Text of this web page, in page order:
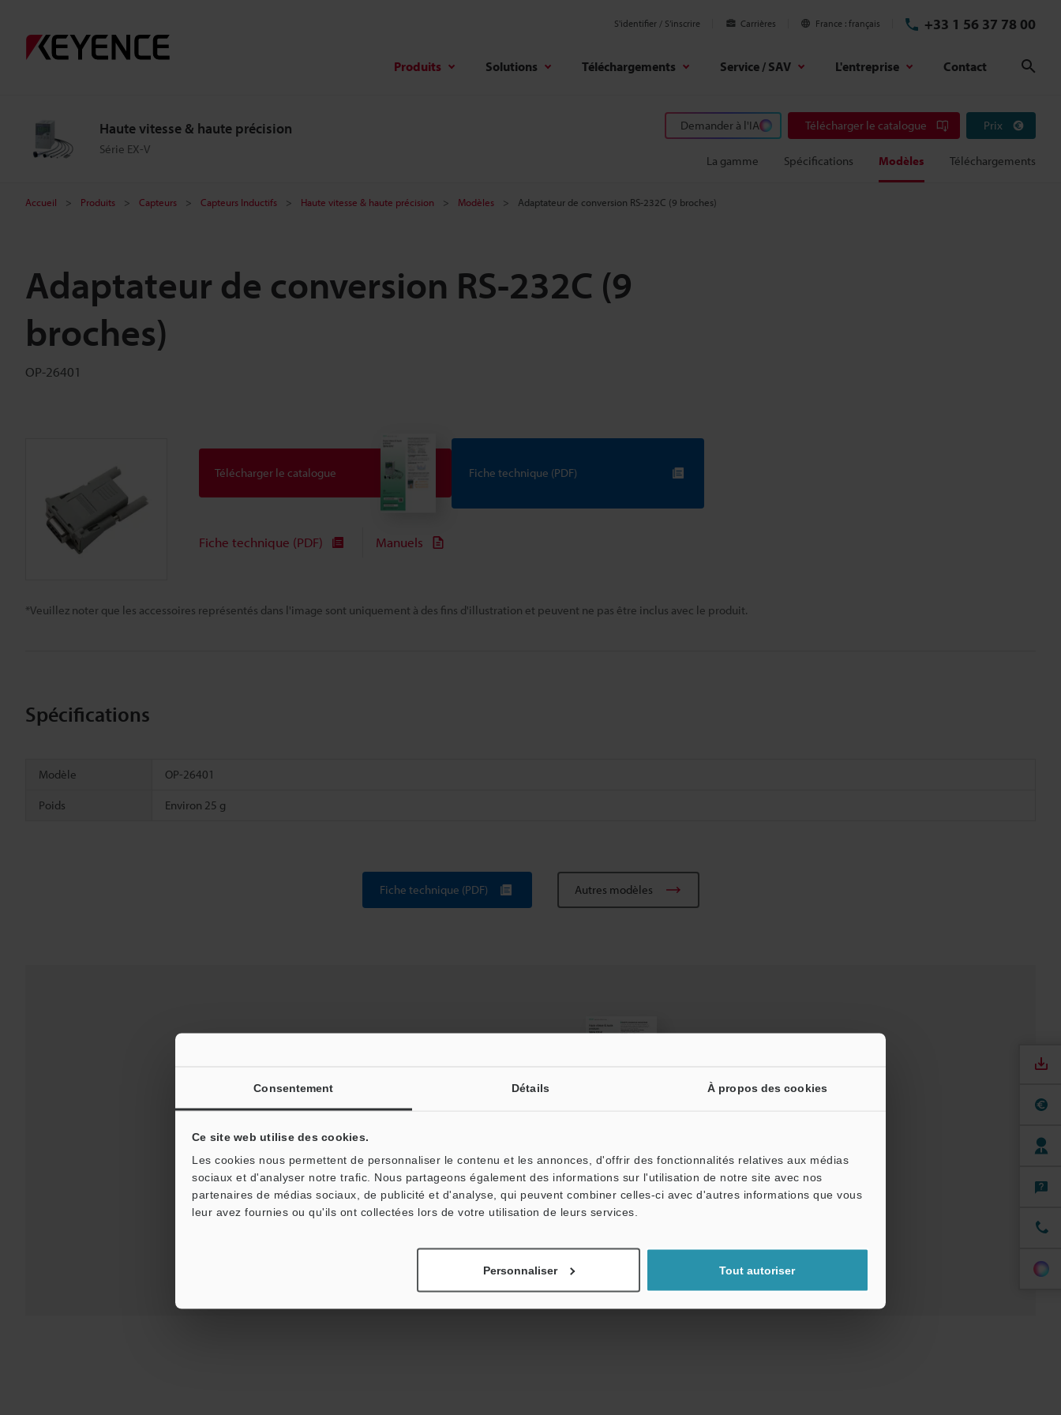
Consentement Détails À propos des cookies
Ce site web utilise des cookies.
Les cookies nous permettent de personnaliser le contenu et les annonces, d'offrir des fonctionnalités relatives aux médias
sociaux et d'analyser notre trafic. Nous partageons également des informations sur l'utilisation de notre site avec nos
partenaires de médias sociaux, de publicité et d'analyse, qui peuvent combiner celles-ci avec d'autres informations que vous
leur avez fournies ou qu'ils ont collectées lors de votre utilisation de leurs services.
Personnaliser Tout autoriser
S'identifier / S’inscrire Carrières France français +33 1 56 37 78 00
Produits Solutions Téléchargements Service / SAV L'entreprise Contact
Haute vitesse & haute précision
Série EX-V
Demander à l'IA Télécharger le catalogue Prix
La gamme Spécifications Modèles Téléchargements
Accueil Produits Capteurs Capteurs Inductifs Haute vitesse & haute précision Modèles Adaptateur de conversion RS-232C (9 broches)
Adaptateur de conversion RS-232C (9
broches)
OP-26401
*Veuillez noter que les accessoires représentés dans l'image sont uniquement à des fins d'illustration et peuvent ne pas être inclus avec le produit.
Télécharger le catalogue Fiche technique (PDF)
Fiche technique (PDF) Manuels
Spécifications
Modèle OP-26401
Poids Environ 25 g
Fiche technique (PDF) Autres modèles
Téléchargements: Guides techniques Fiche technique (PDF) Manuels Logiciel
Assistance: Posez vos questions Démo / Test Prêt gratuit pour essai
Produits: Capteurs Inductifs